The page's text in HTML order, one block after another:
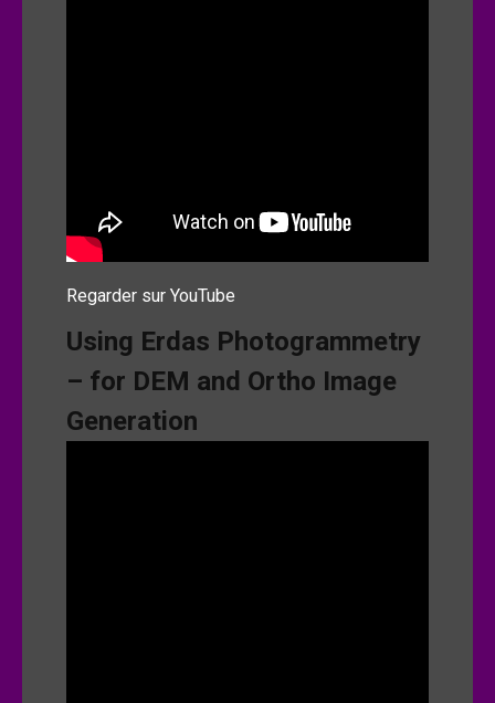
Regarder sur YouTube
Using Erdas Photogrammetry
– for DEM and Ortho Image
Generation